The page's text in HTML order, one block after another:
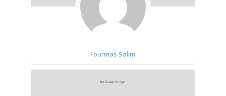
Fourmas Salim